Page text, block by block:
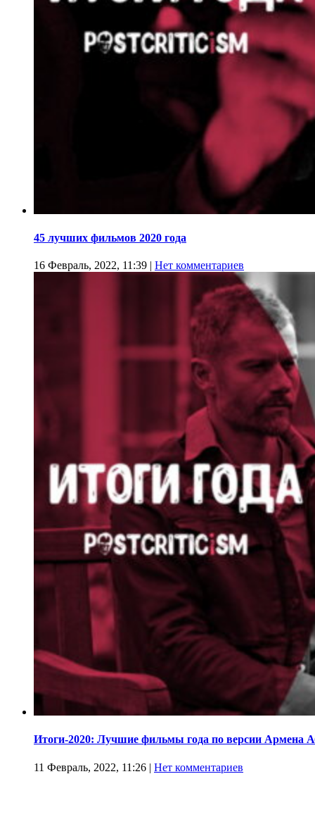
45 лучших фильмов 2020 года
16 Февраль, 2022, 11:39 | Нет комментариев
Итоги-2020: Лучшие фильмы года по версии Армена
11 Февраль, 2022, 11:26 | Нет комментариев